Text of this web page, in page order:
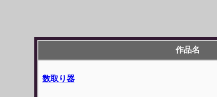
作品名
数取り器